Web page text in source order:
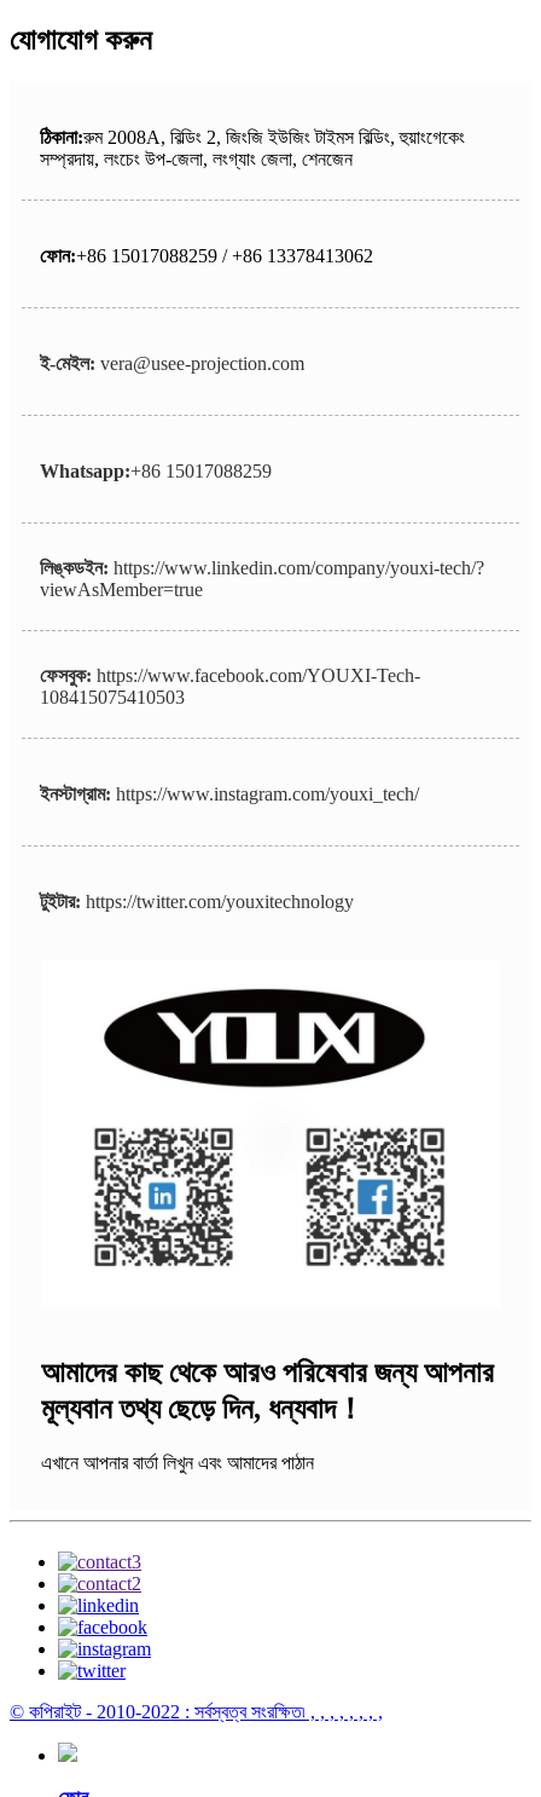
যোগাযোগ করুন
ঠিকানা:রুম 2008A, বিল্ডিং 2, জিংজি ইউজিং টাইমস বিল্ডিং, হুয়াংগেকেং
সম্প্রদায়, লংচেং উপ-জেলা, লংগ্যাং জেলা, শেনজেন
ফোন:+86 15017088259 / +86 13378413062
ই-মেইল: vera@usee-projection.com
Whatsapp:+86 15017088259
লিঙ্কডইন: https://www.linkedin.com/company/youxi-tech/?
viewAsMember=true
ফেসবুক: https://www.facebook.com/YOUXI-Tech-
108415075410503
ইনস্টাগ্রাম: https://www.instagram.com/youxi_tech/
টুইটার: https://twitter.com/youxitechnology
আমাদের কাছ থেকে আরও পরিষেবার জন্য আপনার
মূল্যবান তথ্য ছেড়ে দিন, ধন্যবাদ！
এখানে আপনার বার্তা লিখুন এবং আমাদের পাঠান
© কপিরাইট - 2010-2022 : সর্বস্বত্ব সংরক্ষিত৷ , , , , , , , ,